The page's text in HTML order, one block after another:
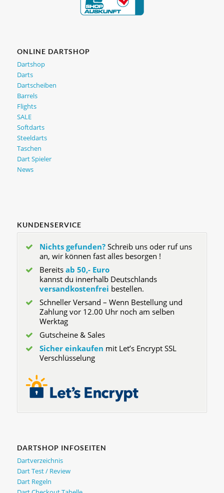
ONLINE DARTSHOP
Dartshop
Darts
Dartscheiben
Barrels
Flights
SALE
Softdarts
Steeldarts
Taschen
Dart Spieler
News
KUNDENSERVICE
Nichts gefunden?Schreib uns oder ruf uns
an, wir können fast alles besorgen !
Bereits ab 50,- Euro
kannst du innerhalb Deutschlands
versandkostenfrei bestellen.
Schneller Versand – Wenn Bestellung und
Zahlung vor 12.00 Uhr noch am selben
Werktag
Gutscheine & Sales
Sicher einkaufen mit Let’s Encrypt SSL
Verschlüsselung
DARTSHOP INFOSEITEN
Dartverzeichnis
Dart Test / Review
Dart Regeln